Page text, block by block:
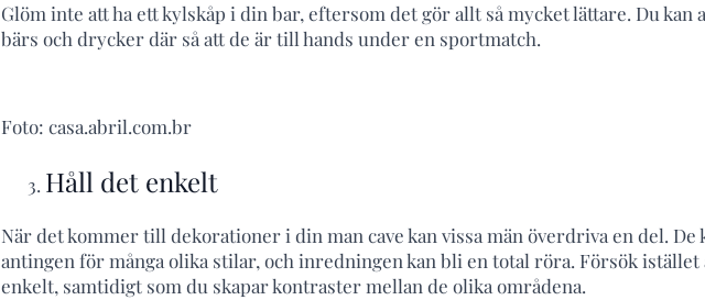
Glöm inte att ha ett kylskåp i din bar, eftersom det gör allt så mycket lättare. Du kan
bärs och drycker där så att de är till hands under en sportmatch.
Foto: casa.abril.com.br
Håll det enkelt
När det kommer till dekorationer i din man cave kan vissa män överdriva en del.
antingen för många olika stilar, och inredningen kan bli en total röra. Försök istället
enkelt, samtidigt som du skapar kontraster mellan de olika områdena.